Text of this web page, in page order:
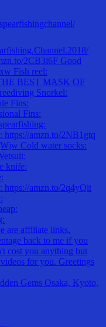
Gems Osaka, Kyoto,